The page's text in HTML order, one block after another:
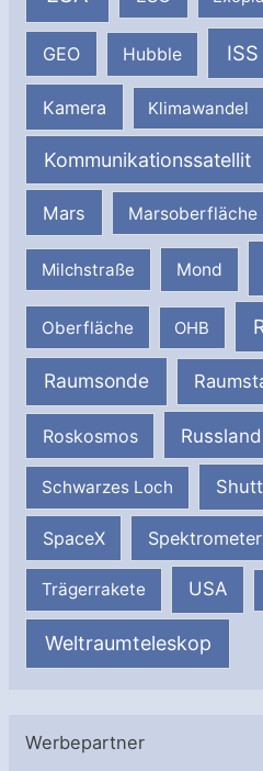
GEO Hubble ISS
Kamera Klimawandel
Kommunikationssatellit
Mars Marsoberfläche
Milchstraße Mond
Oberfläche OHB
Raumsonde
Roskosmos Russland
Schwarzes Loch
SpaceX Spektrometer
Trägerrakete USA
Weltraumteleskop
Werbepartner